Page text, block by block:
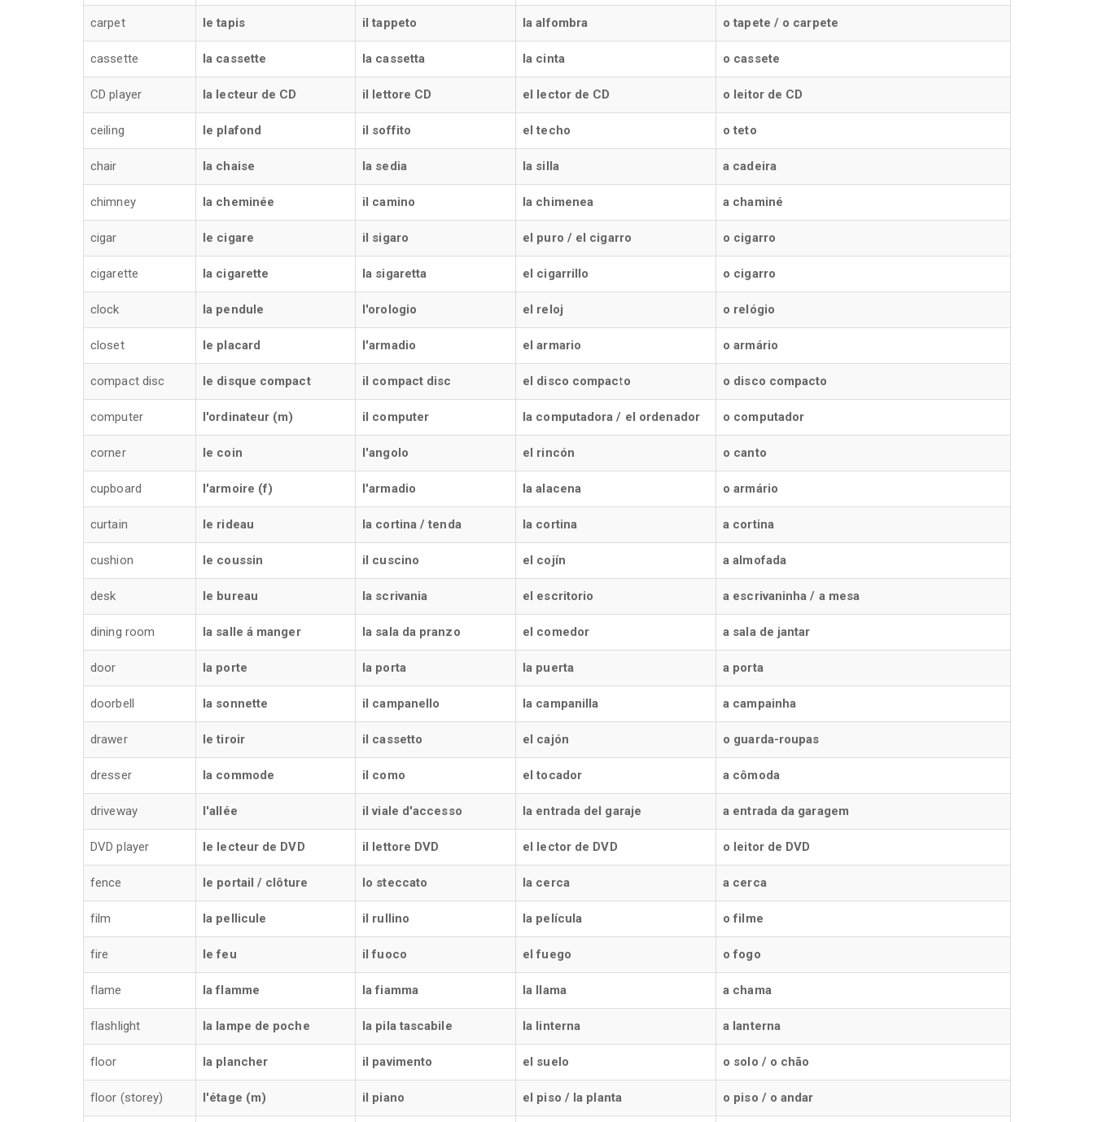
carpet le tapis il tappeto la alfombra o tapete / o carpete
cassette la cassette la cassetta la cinta o cassete
CD player la lecteur de CD il lettore CD el lector de CD o leitor de CD
ceiling le plafond il soffito el techo o teto
chair la chaise la sedia la silla a cadeira
chimney la cheminée il camino la chimenea a chaminé
cigar le cigare il sigaro el puro / el cigarro o cigarro
cigarette la cigarette la sigaretta el cigarrillo o cigarro
clock la pendule l'orologio el reloj o relógio
closet le placard l'armadio el armario o armário
compact disc le disque compact il compact disc el disco compacto o disco compacto
computer l'ordinateur (m) il computer la computadora / el ordenador o computador
corner le coin l'angolo el rincón o canto
cupboard l'armoire (f) l'armadio la alacena o armário
curtain le rideau la cortina / tenda la cortina a cortina
cushion le coussin il cuscino el cojín a almofada
desk le bureau la scrivania el escritorio a escrivaninha / a mesa
dining room la salle á manger la sala da pranzo el comedor a sala de jantar
door la porte la porta la puerta a porta
doorbell la sonnette il campanello la campanilla a campainha
drawer le tiroir il cassetto el cajón o guarda-roupas
dresser la commode il como el tocador a cômoda
driveway l'allée il viale d'accesso la entrada del garaje a entrada da garagem
DVD player le lecteur de DVD il lettore DVD el lector de DVD o leitor de DVD
fence le portail / clôture lo steccato la cerca a cerca
film la pellicule il rullino la película o filme
fire le feu il fuoco el fuego o fogo
flame la flamme la fiamma la llama a chama
flashlight la lampe de poche la pila tascabile la linterna a lanterna
floor la plancher il pavimento el suelo o solo / o chão
floor (storey) l'étage (m) il piano el piso / la planta o piso / o andar